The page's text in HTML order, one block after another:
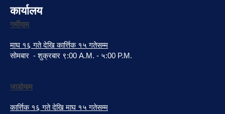
कार्यालय
गर्मीयाम
माघ १६ गते देखि कार्त्तिक १५ गतेसम्म
सोमबार - शुक्रबार ९:00 A.M. - ५:00 P.M.
जाडोयाम
कार्त्तिक १६ गते देखि माघ १५ गतेसम्म